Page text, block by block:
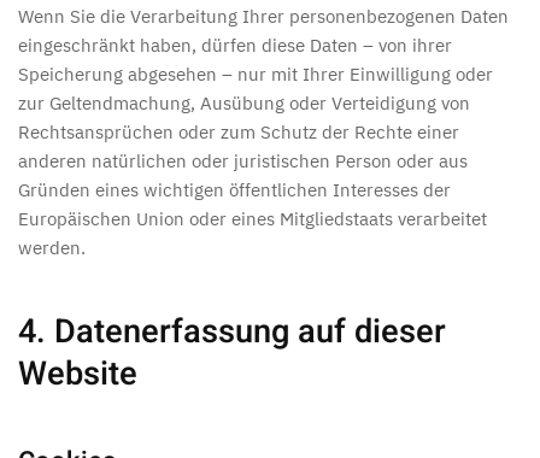
Wenn Sie die Verarbeitung Ihrer personenbezogenen Daten
eingeschränkt haben, dürfen diese Daten – von ihrer
Speicherung abgesehen – nur mit Ihrer Einwilligung oder
zur Geltendmachung, Ausübung oder Verteidigung von
Rechtsansprüchen oder zum Schutz der Rechte einer
anderen natürlichen oder juristischen Person oder aus
Gründen eines wichtigen öffentlichen Interesses der
Europäischen Union oder eines Mitgliedstaats verarbeitet
werden.
4. Datenerfassung auf dieser
Website